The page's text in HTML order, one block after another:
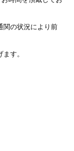
関の状況により前
す。